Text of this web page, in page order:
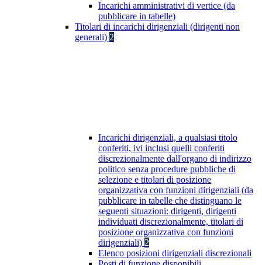
Incarichi amministrativi di vertice (da
pubblicare in tabelle)
Titolari di incarichi dirigenziali (dirigenti non
generali) 2
Incarichi dirigenziali, a qualsiasi titolo
conferiti, ivi inclusi quelli conferiti
discrezionalmente dall'organo di indirizzo
politico senza procedure pubbliche di
selezione e titolari di posizione
organizzativa con funzioni dirigenziali (da
pubblicare in tabelle che distinguano le
seguenti situazioni: dirigenti, dirigenti
individuati discrezionalmente, titolari di
posizione organizzativa con funzioni
dirigenziali) 2
Elenco posizioni dirigenziali discrezionali